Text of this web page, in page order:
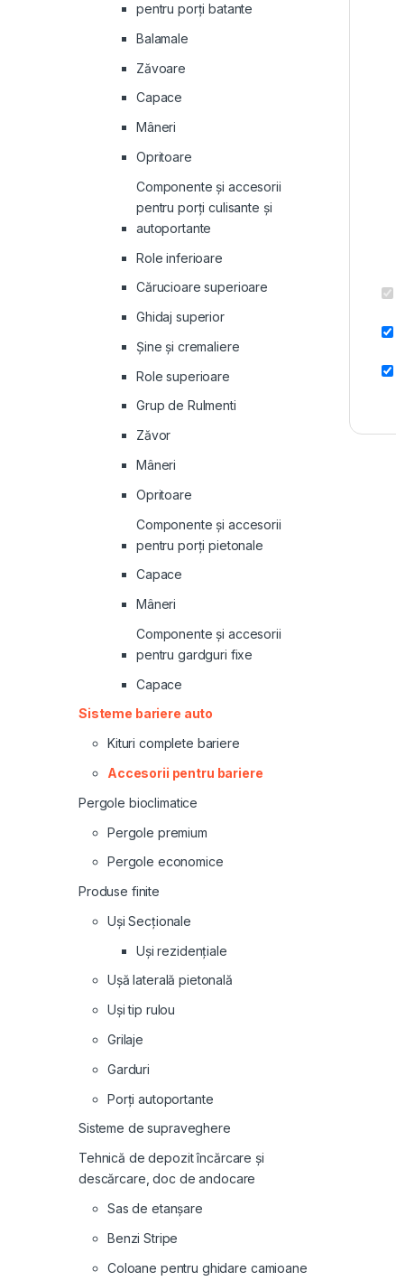
pentru porți batante
Balamale
Zăvoare
Capace
Mâneri
Opritoare
Componente și accesorii
pentru porți culisante și
autoportante
Role inferioare
Cărucioare superioare
Ghidaj superior
Şine şi cremaliere
Role superioare
Grup de Rulmenti
Zăvor
Mâneri
Opritoare
Componente și accesorii
pentru porți pietonale
Capace
Mâneri
Componente și accesorii
pentru gardguri fixe
Capace
Sisteme bariere auto
Kituri complete bariere
Accesorii pentru bariere
Pergole bioclimatice
Pergole premium
Pergole economice
Produse finite
Uși Secționale
Uși rezidențiale
Ușă laterală pietonală
Uși tip rulou
Grilaje
Garduri
Porți autoportante
Sisteme de supraveghere
Tehnică de depozit încărcare și
descărcare, doc de andocare
Sas de etanșare
Benzi Stripe
Coloane pentru ghidare camioane